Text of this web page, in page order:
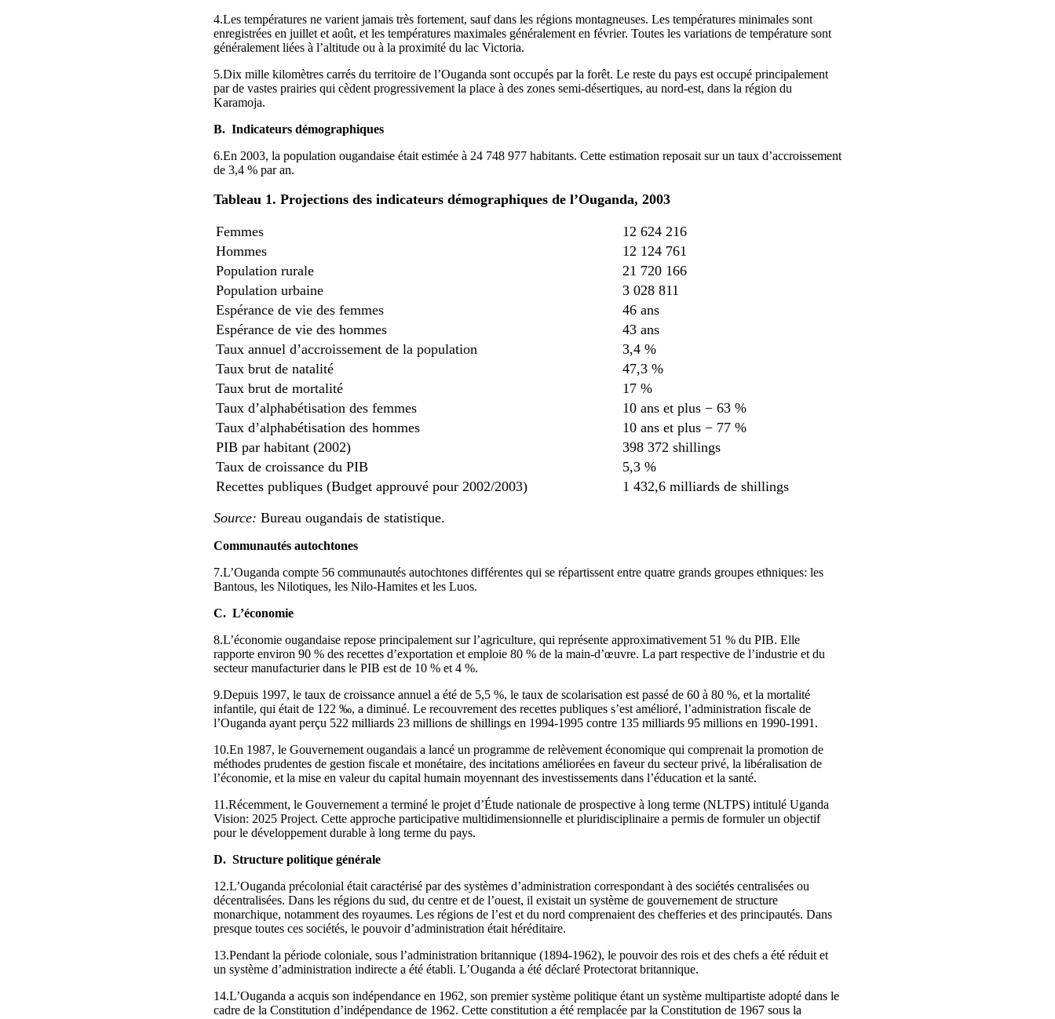
4.Les températures ne varient jamais très fortement, sauf dans les régions montagneuses. Les températures minimales sont
enregistrées en juillet et août, et les températures maximales généralement en février. Toutes les variations de température sont
généralement liées à l’altitude ou à la proximité du lac Victoria.
5.Dix mille kilomètres carrés du territoire de l’Ouganda sont occupés par la forêt. Le reste du pays est occupé principalement
par de vastes prairies qui cèdent progressivement la place à des zones semi-désertiques, au nord-est, dans la région du
Karamoja.
B. Indicateurs démographiques
6.En 2003, la population ougandaise était estimée à 24 748 977 habitants. Cette estimation reposait sur un taux d’accroissement
de 3,4 % par an.
Tableau 1. Projections des indicateurs démographiques de l’Ouganda, 2003
Femmes
12 624 216
Hommes
12 124 761
Population rurale
21 720 166
Population urbaine
3 028 811
Espérance de vie des femmes
46 ans
Espérance de vie des hommes
43 ans
Taux annuel d’accroissement de la population
3,4 %
Taux brut de natalité
47,3 %
Taux brut de mortalité
17 %
Taux d’alphabétisation des femmes
10 ans et plus − 63 %
Taux d’alphabétisation des hommes
10 ans et plus − 77 %
PIB par habitant (2002)
398 372 shillings
Taux de croissance du PIB
5,3 %
Recettes publiques (Budget approuvé pour 2002/2003)
1 432,6 milliards de shillings
Source: Bureau ougandais de statistique.
Communautés autochtones
7.L’Ouganda compte 56 communautés autochtones différentes qui se répartissent entre quatre grands groupes ethniques: les
Bantous, les Nilotiques, les Nilo-Hamites et les Luos.
C. L’économie
8.L’économie ougandaise repose principalement sur l’agriculture, qui représente approximativement 51 % du PIB. Elle
rapporte environ 90 % des recettes d’exportation et emploie 80 % de la main-d’œuvre. La part respective de l’industrie et du
secteur manufacturier dans le PIB est de 10 % et 4 %.
9.Depuis 1997, le taux de croissance annuel a été de 5,5 %, le taux de scolarisation est passé de 60 à 80 %, et la mortalité
infantile, qui était de 122 ‰, a diminué. Le recouvrement des recettes publiques s’est amélioré, l’administration fiscale de
l’Ouganda ayant perçu 522 milliards 23 millions de shillings en 1994-1995 contre 135 milliards 95 millions en 1990‑1991.
10.En 1987, le Gouvernement ougandais a lancé un programme de relèvement économique qui comprenait la promotion de
méthodes prudentes de gestion fiscale et monétaire, des incitations améliorées en faveur du secteur privé, la libéralisation de
l’économie, et la mise en valeur du capital humain moyennant des investissements dans l’éducation et la santé.
11.Récemment, le Gouvernement a terminé le projet d’Étude nationale de prospective à long terme (NLTPS) intitulé Uganda
Vision: 2025 Project. Cette approche participative multidimensionnelle et pluridisciplinaire a permis de formuler un objectif
pour le développement durable à long terme du pays.
D. Structure politique générale
12.L’Ouganda précolonial était caractérisé par des systèmes d’administration correspondant à des sociétés centralisées ou
décentralisées. Dans les régions du sud, du centre et de l’ouest, il existait un système de gouvernement de structure
monarchique, notamment des royaumes. Les régions de l’est et du nord comprenaient des chefferies et des principautés. Dans
presque toutes ces sociétés, le pouvoir d’administration était héréditaire.
13.Pendant la période coloniale, sous l’administration britannique (1894-1962), le pouvoir des rois et des chefs a été réduit et
un système d’administration indirecte a été établi. L’Ouganda a été déclaré Protectorat britannique.
14.L’Ouganda a acquis son indépendance en 1962, son premier système politique étant un système multipartiste adopté dans le
cadre de la Constitution d’indépendance de 1962. Cette constitution a été remplacée par la Constitution de 1967 sous la